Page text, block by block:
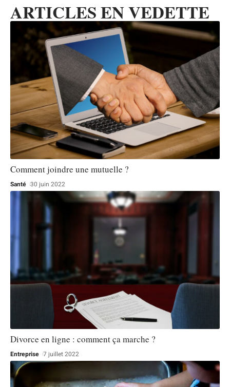
ARTICLES EN VEDETTE
Comment joindre une mutuelle ?
Santé 30 juin 2022
Divorce en ligne : comment ça marche ?
Entreprise 7 juillet 2022